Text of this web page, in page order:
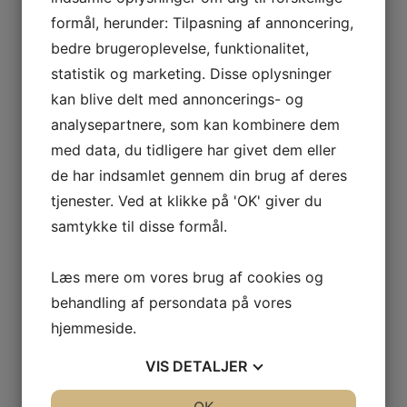
deles med forældrene og børn med særlige behov vil
der i givent fald være brug for et udvidet
forældresamarbejde.
Brumbassen har et tværfagligt samarbejde med
Svendborg Kommune, hvilket bl.a. betyder at vi indgår i
et samarbejde med andre professioner med henblik på
at kvalificere og koordinere den pædagogiske indsat
for det enkelte barn med særlige behov. Det giver
Brumbassen på tværs af professionerne mulighed
for at finde en eller flere løsninger af en fælles opgave
afholdes KIM-møder efter behov, hvor Brumbassen
leder/personale og PPR eksempelvis talepædagog,
psykolog, ergoterapeut deltager. På mødet drøftes
eventuelle problemstillinger og tiltag for et barn med
særlige behov. Formålet med dette konsultative
møde er bl.a. sparring til personalet, derudover for at
formål, herunder: Tilpasning af annoncering,
bedre brugeroplevelse, funktionalitet,
statistik og marketing. Disse oplysninger
kan blive delt med annoncerings- og
analysepartnere, som kan kombinere dem
med data, du tidligere har givet dem eller
de har indsamlet gennem din brug af deres
tjenester. Ved at klikke på 'OK' giver du
samtykke til disse formål.
Læs mere om vores brug af cookies og
behandling af persondata på vores
hjemmeside.
VIS DETALJER